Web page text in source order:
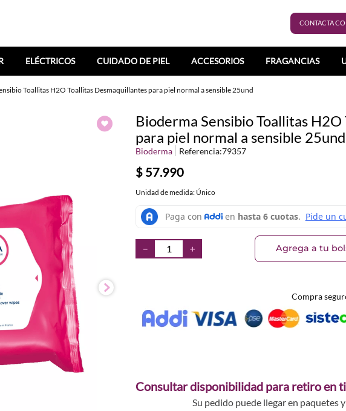
CONTACTA
ELÉCTRICOS CUIDADO DE PIEL ACCESORIOS FRAGANCIAS
Toallitas H2O Toallitas Desmaquillantes para piel normal a sensible 25und
Bioderma Sensibio Toallitas
para piel normal a sensible 25und
Bioderma Referencia:79357
$ 57.990
Unidad de medida: Único
＋
－ Agrega a tu
Compra
Consultar disponibilidad para retiro en
Su pedido puede llegar en paquetes